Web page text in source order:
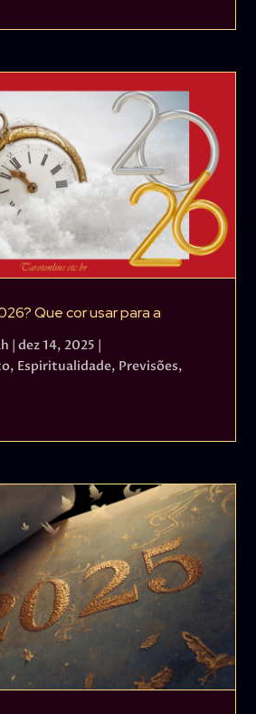
Que cor usar para a
|dez 14, 2025 |
, Espiritualidade, Previsões,